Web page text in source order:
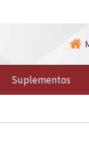
Suplementos